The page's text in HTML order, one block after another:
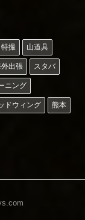
特撮 山道具
出張 スタバ
ニング
ドウィング 熊本